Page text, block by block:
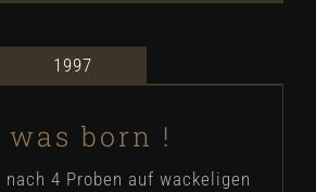
1997
Our Storyborn !
nach 4 Proben auf wackeligen